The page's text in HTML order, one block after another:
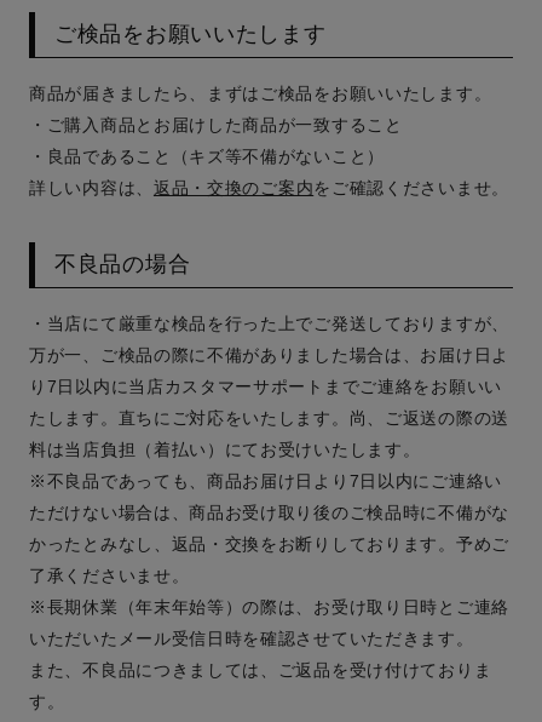
ご検品をお願いいたします
商品が届きましたら、まずはご検品をお願いいたします。
・ご購入商品とお届けした商品が一致すること
・良品であること（キズ等不備がないこと）
詳しい内容は、 返品・交換のご案内をご確認くださいませ。
不良品の場合
・当店にて厳重な検品を行った上でご発送しておりますが、
万が一、ご検品の際に不備がありました場合は、お届け日よ
り7日以内に当店カスタマーサポートまでご連絡をお願いい
たします。直ちにご対応をいたします。尚、ご返送の際の送
料は当店負担（着払い）にてお受けいたします。
※不良品であっても、商品お届け日より7日以内にご連絡い
ただけない場合は、商品お受け取り後のご検品時に不備がな
かったとみなし、返品・交換をお断りしております。予めご
了承くださいませ。
※長期休業（年末年始等）の際は、お受け取り日時とご連絡
いただいたメール受信日時を確認させていただきます。
また、不良品につきましては、ご返品を受け付けておりま
す。